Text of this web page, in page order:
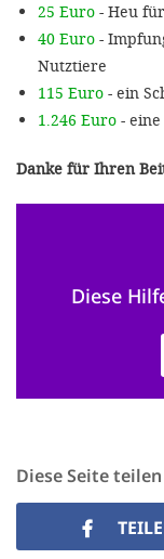
25 Euro - Heu
40 Euro -
Nutztiere
115 Euro - ein
1.246 Euro -
Danke für Ihren
Diese
Diese Seite teilen